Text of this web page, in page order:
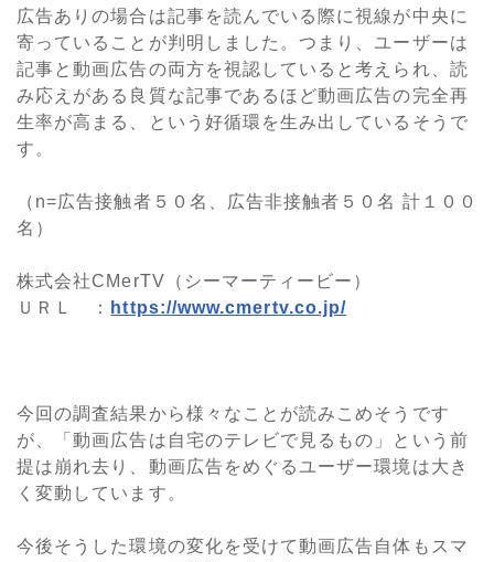
広告ありの場合は記事を読んでいる際に視線が中央に
寄っていることが判明しました。つまり、ユーザーは
記事と動画広告の両方を視認していると考えられ、読
み応えがある良質な記事であるほど動画広告の完全再
生率が高まる、という好循環を生み出しているそうで
す。
（n=広告接触者５０名、広告非接触者５０名 計１００
名）
株式会社CMerTV（シーマーティービー）
ＵＲＬ ：
https://www.cmertv.co.jp/
今回の調査結果から様々なことが読みこめそうです
が、「動画広告は自宅のテレビで見るもの」という前
提は崩れ去り、動画広告をめぐるユーザー環境は大き
く変動しています。
今後そうした環境の変化を受けて動画広告自体もスマ